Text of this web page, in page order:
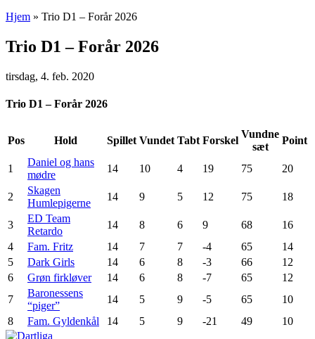
Hjem » Trio D1 – Forår 2026
Trio D1 – Forår 2026
tirsdag, 4. feb. 2020
Trio D1 – Forår 2026
Pos Hold Spillet Vundet Tabt Forskel
Vundne
sæt
Point
1
Daniel og hans
mødre
14 10 4 19 75 20
2
Skagen
Humlepigerne
14 9 5 12 75 18
3
ED Team
Retardo
14 8 6 9 68
16
4
Fam. Fritz 14 7 7 -4 65
14
5
Dark Girls 14 6 8 -3 66
12
6
Grøn firkløver 14 6 8 -7 65
12
7
Baronessens
“piger”
14 5 9 -5 65
10
8
Fam. Gyldenkål 14 5 9 -21 49 10